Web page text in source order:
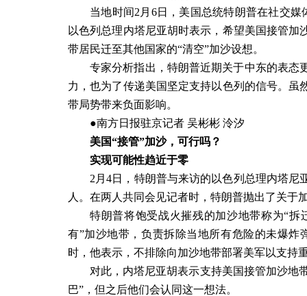
当地时间2 月 6日，美国总统特朗普在社交媒
以色列总理内塔尼亚胡时表示，希望美国接管
带居民迁至其他国家的“清空”加沙设想。
专家分析指出，特朗普近期关于中东的表态
力，也为了传递美国坚定支持以色列的信号。
带局势带来负面影响。
●南方日报驻京记者 吴彬彬 泠汐
美国“接管”加沙，可行吗？
实现可能性趋近于零
2 月4日，特朗普与来访的以色列总理内塔
人。在两人共同会见记者时，特朗普抛出了关于
特朗普将饱受战火摧残的加沙地带称为“拆
有”加沙地带，负责拆除当地所有危险的未爆
时，他表示，不排除向加沙地带部署美军以支持
对此，内塔尼亚胡表示支持美国接管加沙地
巴”，但之后他们会认同这一想法。